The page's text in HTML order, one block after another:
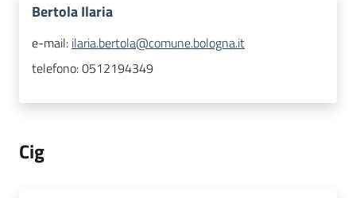
Bertola Ilaria
e-mail: ilaria.bertola@comune.bologna.it
telefono:0512194349
Cig